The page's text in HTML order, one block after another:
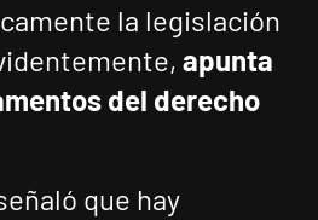
la legislación
apunta
del derecho
que hay